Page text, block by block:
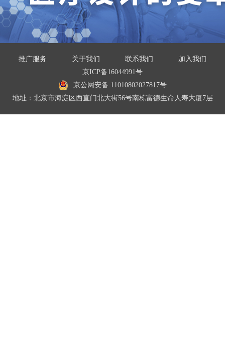
推广服务 关于我们 联系我们
加入我们
京ICP备16044991号
京公网安备 11010802027817号
地址：北京市海淀区西直门北大街56号南栋富德生命人寿大厦7层